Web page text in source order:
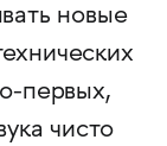
новые
первых,
чисто